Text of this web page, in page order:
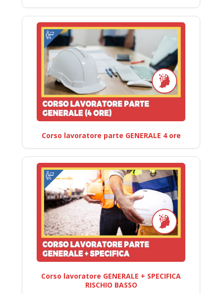
Corso lavoratore parte GENERALE 4 ore
Corso lavoratore GENERALE + SPECIFICA
RISCHIO BASSO